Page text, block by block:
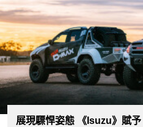
展現驃悍姿態 《Isuzu》賦